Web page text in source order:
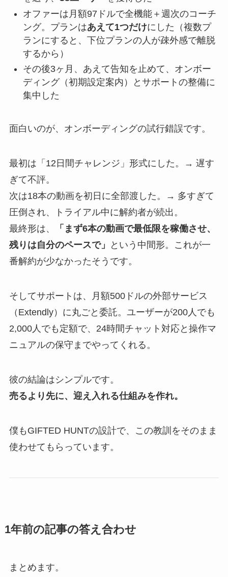
オファーは月額97ドルで全機能＋週次のコーチ
ング。プランはあえて1つだけにした（複数プ
ランにすると、下位プランの人が疎外感で離脱
するから）
その後3ヶ月、あえて告知を止めて、オンボー
ディング（初期設定案内）とサポートの整備に
集中した
面白いのが、オンボーディングの試行錯誤です。
最初は「12日間チャレンジ」形式にした。→ 遅す
ぎて不評。
次は18本の動画を初日に全部渡した。→ 多すぎて
圧倒され、トライアル中に解約者が続出。
最終形は、
「まず6本の動画で最低限を稼働させ、
残りは自分のペースで」
という中間形。これが一
番解約が少なかったそうです。
そしてサポートは、月額500ドルの外部サービス
（Extendly）に丸ごと委託。ユーザーが200人でも
2,000人でも定額で、24時間チャット対応と操作マ
ニュアルの保守までやってくれる。
彼の結論はシンプルです。
売るより先に、迎え入れる仕組みを作れ。
僕もGIFTED HUNTの設計で、この教訓をそのまま
使わせてもらっています。
1年前の記事の答え合わせ
まとめます。